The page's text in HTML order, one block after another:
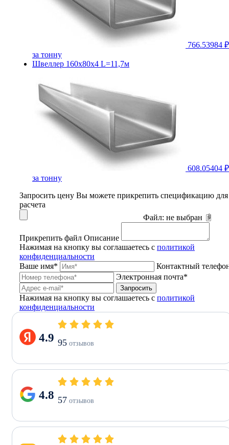
766.53984 ₽
за тонну
Швеллер 160х80х4 L=11,7м
608.05404 ₽
за тонну
Запросить цену Вы можете прикрепить спецификацию для
расчета
Файл: не выбран
Прикрепить файл Описание
Нажимая на кнопку вы соглашаетесь с политикой
конфиденциальности
Ваше имя*
Контактный
Электронная почта*
Запросить
Нажимая на кнопку вы соглашаетесь с политикой
конфиденциальности
4.9 95 отзывов
4.8 57 отзывов